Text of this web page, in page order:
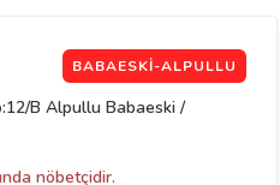
BABAESKI-ALPULLU
B Alpullu Babaeski /
nöbetçidir.